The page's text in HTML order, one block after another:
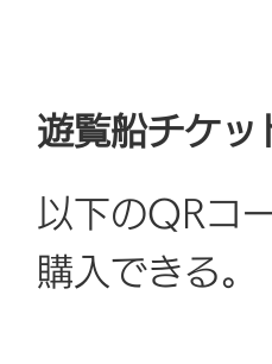
遊覧船チケッ
以下のQRコ
購入できる。